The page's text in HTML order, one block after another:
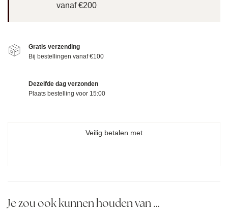
vanaf €200
Gratis verzending
Bij bestellingen vanaf €100
Dezelfde dag verzonden
Plaats bestelling voor 15:00
Veilig betalen met
Je zou ook kunnen houden van …